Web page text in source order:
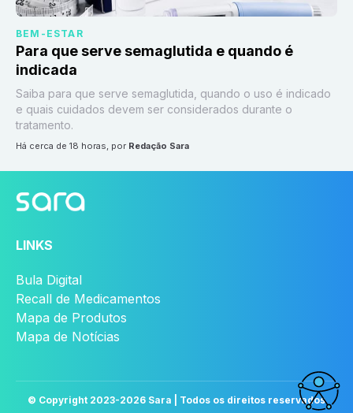
BEM-ESTAR
Para que serve semaglutida e quando é
indicada
Saiba para que serve semaglutida, quando o uso é indicado
e quais cuidados devem ser considerados durante o
tratamento.
há cerca de 18 horas, por Redação Sara
LINKS
Bula Digital
Recall de Medicamentos
Mapa de Produtos
Mapa de Notícias
© Copyright 2023-2026 Sara | Todos os direitos reservados